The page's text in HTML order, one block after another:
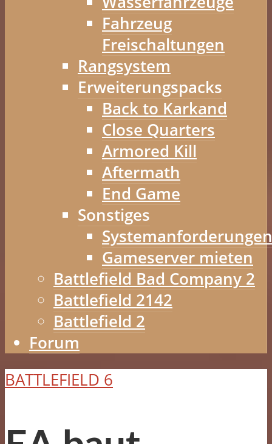
Fahrzeug
Freischaltungen
Rangsystem
Erweiterungspacks
Back to Karkand
Close Quarters
Armored Kill
Aftermath
End Game
Sonstiges
Systemanforderungen
Gameserver mieten
Battlefield Bad Company 2
Battlefield 2142
Battlefield 2
Forum
BATTLEFIELD 6